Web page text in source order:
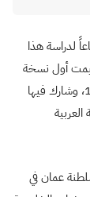
لدراسة هذا
أول نسخة
لها في البحرين في الفترة من 27 مارس و3 أبريل عام 1970، وشارك فيها
ثم سلطنة عمان في